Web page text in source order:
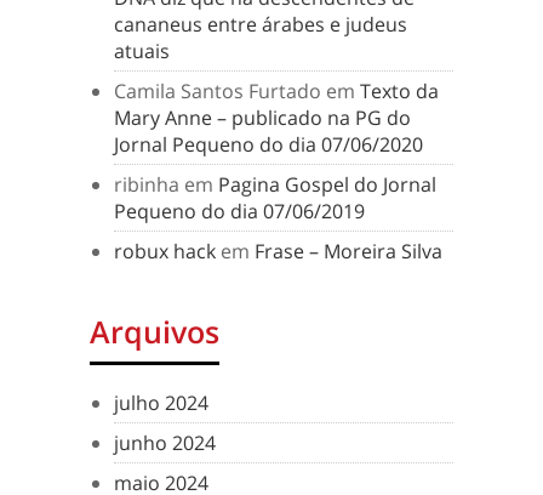
cananeus entre árabes e judeus
atuais
Camila Santos Furtado em Texto da
Mary Anne – publicado na PG do
Jornal Pequeno do dia 07/06/2020
ribinha em Pagina Gospel do Jornal
Pequeno do dia 07/06/2019
robux hack em Frase – Moreira Silva
Arquivos
julho 2024
junho 2024
maio 2024